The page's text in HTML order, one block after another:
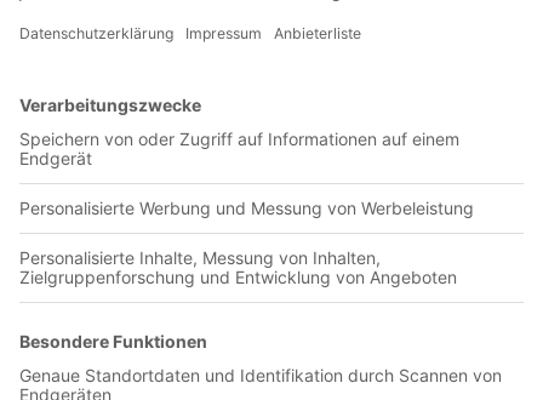
00:07:31
anderem Spielen in Melbourne, Sydney und Brisbane.